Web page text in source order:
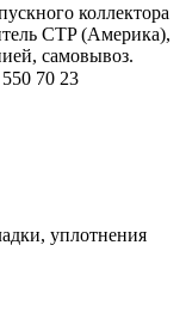
коллектора
CTP (Америка),
самовывоз.
70 23
уплотнения